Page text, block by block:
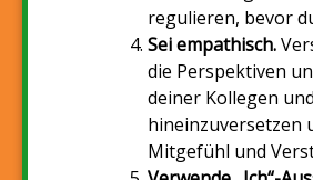
regulieren, bevor
Sei empathisch.
die Perspektiven
deiner Kollegen
hineinzuversetzen
Mitgefühl und